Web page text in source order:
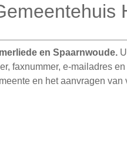
en Spaarnwoude.
faxnummer, e-mailadres
en het aanvragen van